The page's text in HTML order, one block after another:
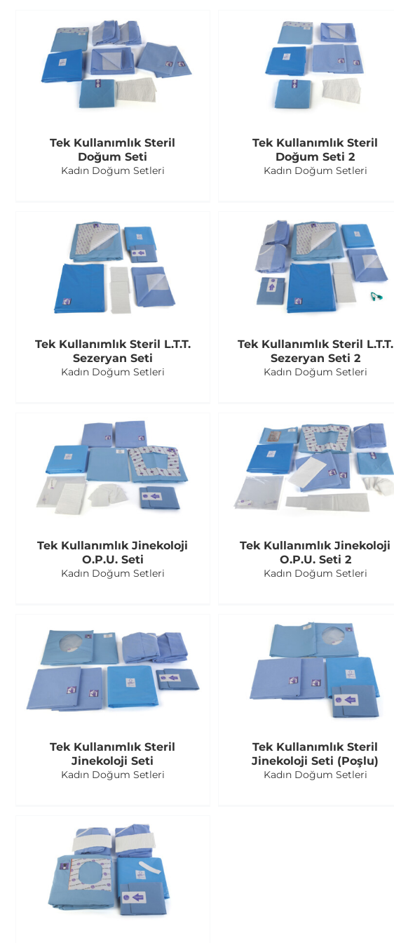
Tek Kullanımlık Steril
Doğum Seti
Kadın Doğum Setleri
Tek Kullanımlık Steril
Doğum Seti 2
Kadın Doğum Setleri
Tek Kullanımlık Steril L.T.T.
Sezeryan Seti
Kadın Doğum Setleri
Tek Kullanımlık Steril L.T.T.
Sezeryan Seti 2
Kadın Doğum Setleri
Tek Kullanımlık Jinekoloji
O.P.U. Seti
Kadın Doğum Setleri
Tek Kullanımlık Jinekoloji
O.P.U. Seti 2
Kadın Doğum Setleri
Tek Kullanımlık Steril
Jinekoloji Seti
Kadın Doğum Setleri
Tek Kullanımlık Steril
Jinekoloji Seti (Poşlu)
Kadın Doğum Setleri